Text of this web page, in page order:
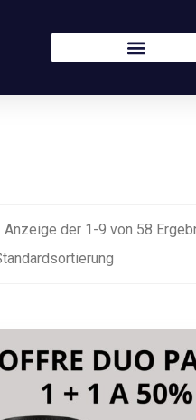
Anzeige der 1 -9 von 58